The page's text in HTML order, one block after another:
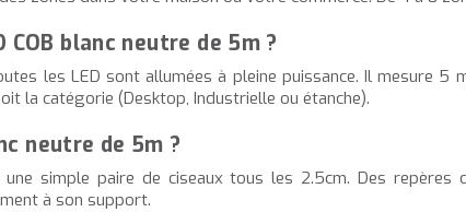
blanc neutre de 5m ?
les LED sont allumées à pleine puissance. Il mesure 5
la catégorie (Desktop, Industrielle ou étanche).
neutre de 5m ?
simple paire de ciseaux tous les 2.5cm. Des
à son support.